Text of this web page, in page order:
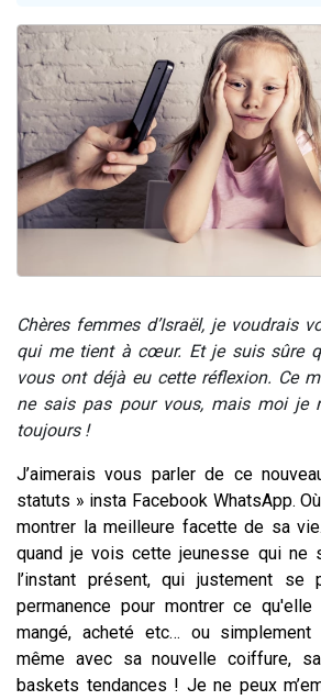
Ariel vient de donner son
Il reste 49 places pour
Eva vient de donner son
Chères femmes d’Israël, je voudrais
qui me tient à cœur. Et je suis sûre
vous ont déjà eu cette réflexion. Ce
ne sais pas pour vous, mais moi je
toujours !
J’aimerais vous parler de ce
statuts » insta Facebook WhatsApp.
montrer la meilleure facette de sa
quand je vois cette jeunesse qui ne
l’instant présent, qui justement
permanence pour montrer ce
mangé, acheté etc… ou
même avec sa nouvelle coiffure,
baskets tendances ! Je ne peux